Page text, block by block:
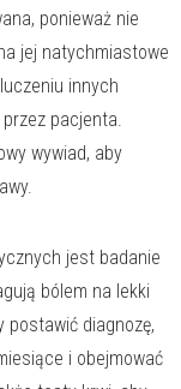
ponieważ nie
jej natychmiastowe
innych
pacjenta.
wywiad, aby
jest badanie
bólem na lekki
diagnozę,
i obejmować